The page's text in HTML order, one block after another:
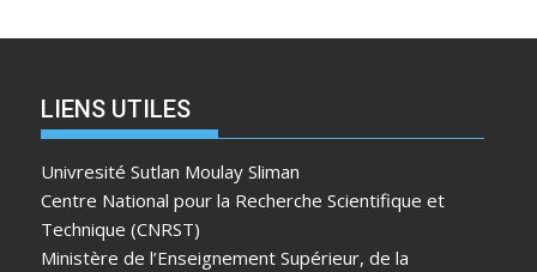
LIENS UTILES
Univresité Sutlan Moulay Sliman
Centre National pour la Recherche Scientifique et
Technique (CNRST)
Ministère de l’Enseignement Supérieur, de la